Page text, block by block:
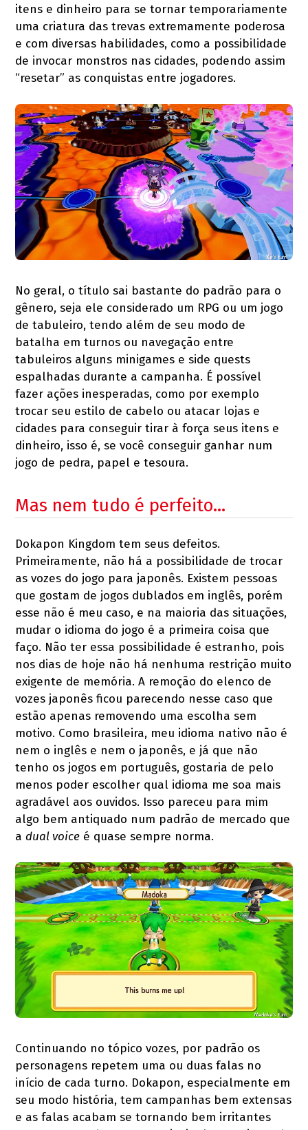
itens e dinheiro para se tornar temporariamente
uma criatura das trevas extremamente poderosa
e com diversas habilidades, como a possibilidade
de invocar monstros nas cidades, podendo assim
“resetar” as conquistas entre jogadores.
No geral, o título sai bastante do padrão para o
gênero, seja ele considerado um RPG ou um jogo
de tabuleiro, tendo além de seu modo de
batalha em turnos ou navegação entre
tabuleiros alguns minigames e side quests
espalhadas durante a campanha. É possível
fazer ações inesperadas, como por exemplo
trocar seu estilo de cabelo ou atacar lojas e
cidades para conseguir tirar à força seus itens e
dinheiro, isso é, se você conseguir ganhar num
jogo de pedra, papel e tesoura.
Mas nem tudo é perfeito...
Dokapon Kingdom tem seus defeitos.
Primeiramente, não há a possibilidade de trocar
as vozes do jogo para japonês. Existem pessoas
que gostam de jogos dublados em inglês, porém
esse não é meu caso, e na maioria das situações,
mudar o idioma do jogo é a primeira coisa que
faço. Não ter essa possibilidade é estranho, pois
nos dias de hoje não há nenhuma restrição muito
exigente de memória. A remoção do elenco de
vozes japonês ficou parecendo nesse caso que
estão apenas removendo uma escolha sem
motivo. Como brasileira, meu idioma nativo não é
nem o inglês e nem o japonês, e já que não
tenho os jogos em português, gostaria de pelo
menos poder escolher qual idioma me soa mais
agradável aos ouvidos. Isso pareceu para mim
algo bem antiquado num padrão de mercado que
adual voice é quase sempre norma.
Continuando no tópico vozes, por padrão os
personagens repetem uma ou duas falas no
início de cada turno. Dokapon, especialmente em
seu modo história, tem campanhas bem extensas
e as falas acabam se tornando bem irritantes